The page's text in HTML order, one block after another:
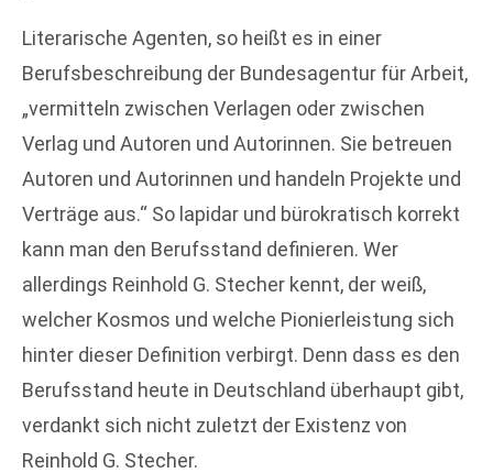
Literarische Agenten, so heißt es in einer
Berufsbeschreibung der Bundesagentur für Arbeit,
„vermitteln zwischen Verlagen oder zwischen
Verlag und Autoren und Autorinnen. Sie betreuen
Autoren und Autorinnen und handeln Projekte und
Verträge aus.“ So lapidar und bürokratisch korrekt
kann man den Berufsstand definieren. Wer
allerdings Reinhold G. Stecher kennt, der weiß,
welcher Kosmos und welche Pionierleistung sich
hinter dieser Definition verbirgt. Denn dass es den
Berufsstand heute in Deutschland überhaupt gibt,
verdankt sich nicht zuletzt der Existenz von
Reinhold G. Stecher.